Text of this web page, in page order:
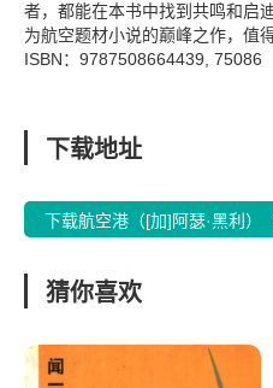
者，都能在本书中找到共鸣和启
为航空题材小说的巅峰之作，值
ISBN：9787508664439, 75086
下载地址
下载航空港（[加]阿瑟·黑利）
猜你喜欢